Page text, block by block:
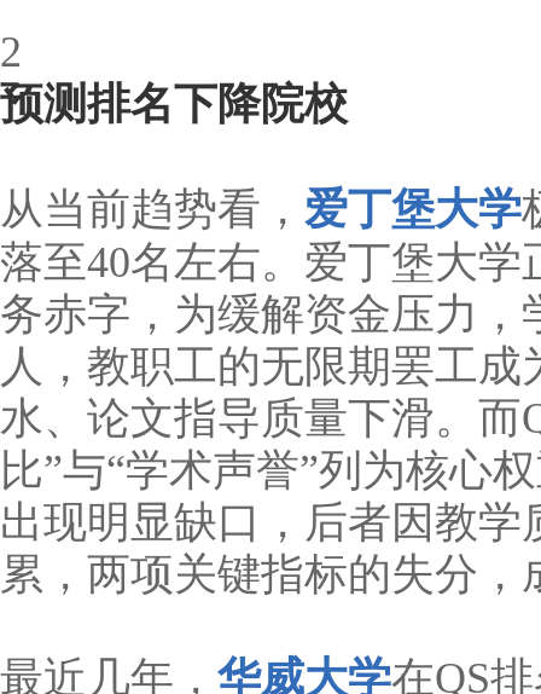
2
预测排名下降院校
从当前趋势看， 爱丁堡大学
落至40名左右。爱丁堡大
务赤字，为缓解资金压力，
人，教职工的无限期罢工
水、论文指导质量下滑。而
比”与“学术声誉”列为核心
出现明显缺口，后者因教
累，两项关键指标的失分
最近几年， 华威大学在QS